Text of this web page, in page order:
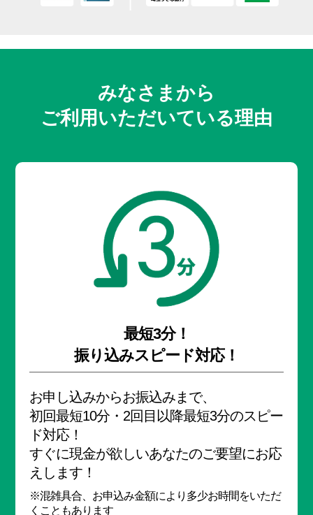
みなさまから
ご利用いただいている理由
最短3分！
振り込みスピード対応！
お申し込みからお振込みまで、
初回最短10分・2回目以降最短3分のスピー
ド対応！
すぐに現金が欲しいあなたのご要望にお応
えします！
※混雑具合、お申込み金額により 多少お時間をいただ
くこともあります